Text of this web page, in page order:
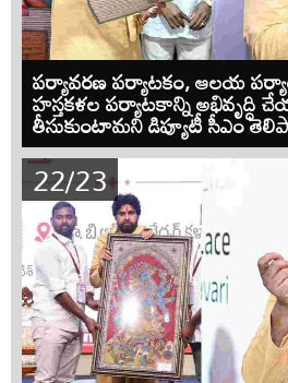
పర్యావరణ పర్యాటకం, ఆలయ
హస్తకళల పర్యాటకాన్ని అభివృద్ధి
తీసుకుంటామని డిప్యూటీ సీఎం
22/23